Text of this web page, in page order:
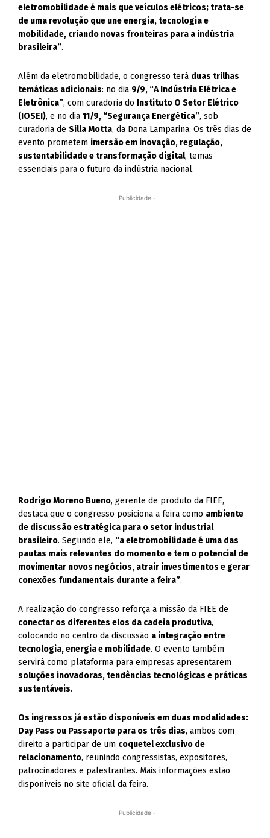
eletromobilidade é mais que veículos elétricos; trata-se
de uma revolução que une energia, tecnologia e
mobilidade, criando novas fronteiras para a indústria
brasileira”.
Além da eletromobilidade, o congresso terá duas trilhas
temáticas adicionais: no dia 9/9, “A Indústria Elétrica e
Eletrônica”, com curadoria do Instituto O Setor Elétrico
(IOSEI), e no dia11/9, “Segurança Energética”, sob
curadoria deSilla Motta, da Dona Lamparina. Os três dias de
evento prometem imersão em inovação, regulação,
sustentabilidade e transformação digital, temas
essenciais para o futuro da indústria nacional.
- Publicidade -
Rodrigo Moreno Bueno, gerente de produto da FIEE,
destaca que o congresso posiciona a feira como ambiente
de discussão estratégica para o setor industrial
brasileiro. Segundo ele, “a eletromobilidade é uma das
pautas mais relevantes do momento e tem o potencial de
movimentar novos negócios, atrair investimentos e gerar
conexões fundamentais durante a feira”.
A realização do congresso reforça a missão da FIEE de
conectar os diferentes elos da cadeia produtiva,
colocando no centro da discussão a integração entre
tecnologia, energia e mobilidade. O evento também
servirá como plataforma para empresas apresentarem
soluções inovadoras, tendências tecnológicas e práticas
sustentáveis.
Os ingressos já estão disponíveis em duas modalidades:
Day Pass ou Passaporte para os três dias, ambos com
direito a participar de um coquetel exclusivo de
relacionamento, reunindo congressistas, expositores,
patrocinadores e palestrantes. Mais informações estão
disponíveis no site oficial da feira.
- Publicidade -